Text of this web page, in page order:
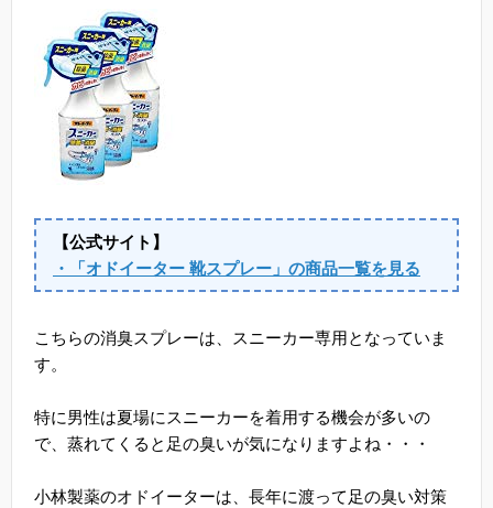
【公式サイト】
・「オドイーター 靴スプレー」の商品一覧を見る
こちらの消臭スプレーは、スニーカー専用となっていま
す。
特に男性は夏場にスニーカーを着用する機会が多いの
で、蒸れてくると足の臭いが気になりますよね・・・
小林製薬のオドイーターは、長年に渡って足の臭い対策